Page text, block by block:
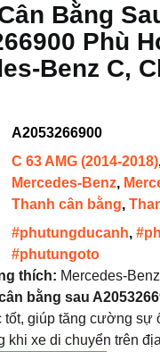
Bằng
Phù
Benz C,
A2053266900
C 63 AMG (2014-2018)
Mercedes-Benz,
Thanh cân bằng,
#phutungducanh,
#phutungoto
thích: Mercedes-
bằng sau
tốt, giúp tăng cường sự
khi xe di chuyển trên